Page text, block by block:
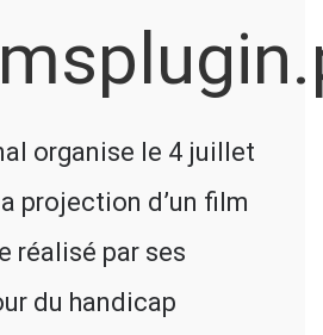
organise le 4 juillet
projection d’un film
réalisé par ses
du handicap